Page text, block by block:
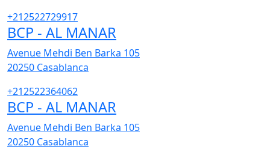
+212522729917
BCP - AL MANAR
Avenue Mehdi Ben Barka 105
20250 Casablanca
+212522364062
BCP - AL MANAR
Avenue Mehdi Ben Barka 105
20250 Casablanca